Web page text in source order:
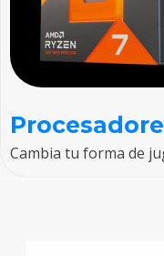
Cambia tu forma de